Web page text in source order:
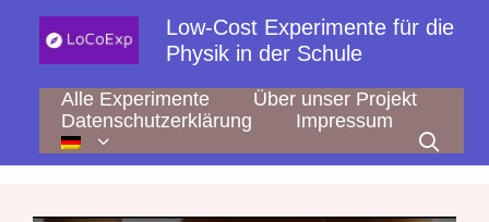
springen
Low-Cost Experimente für die
Physik in der Schule
Alle Experimente
Über unser Projekt
Datenschutzerklärung
Impressum